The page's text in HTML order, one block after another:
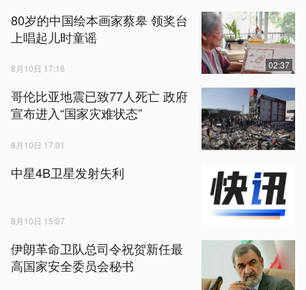
80岁的中国绘本画家蔡皋 领奖台
上唱起儿时童谣
8月10日 17:16 02:37
哥伦比亚地震已致77人死亡 政府
宣布进入“国家灾难状态”
8月10日 17:01
中星4B卫星发射失利
8月10日 15:07
伊朗革命卫队总司令祝贺新任最
高国家安全委员会秘书